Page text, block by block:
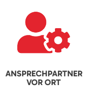
ANSPRECHPARTNER
VOR ORT